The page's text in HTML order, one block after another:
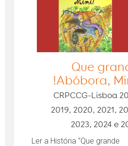
Que
Abóbora,
CRPCCG-Lisboa
2019, 2020, 2021,
2023, 2024 e
Ler a História "Que grande